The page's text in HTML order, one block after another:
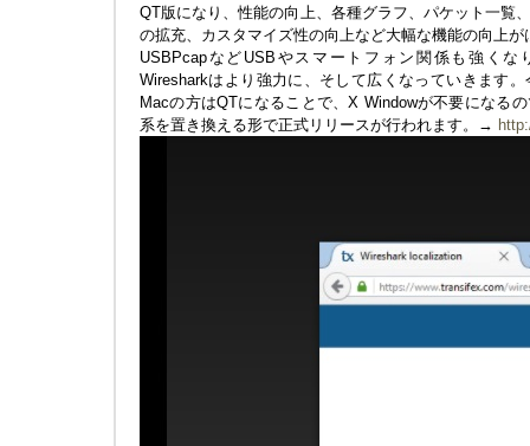
QT版になり、性能の向上、各種グラフ、パケット一覧
の拡充、カスタマイズ性の向上など大幅な機能の向上が
USBPcapなどUSBやスマートフォン関係も強く
Wiresharkはより強力に、そして広くなっていきます
Macの方はQTになることで、X Windowが不要になる
系を置き換える形で正式リリースが行われます。→